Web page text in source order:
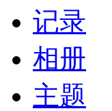
记录
相册
主题